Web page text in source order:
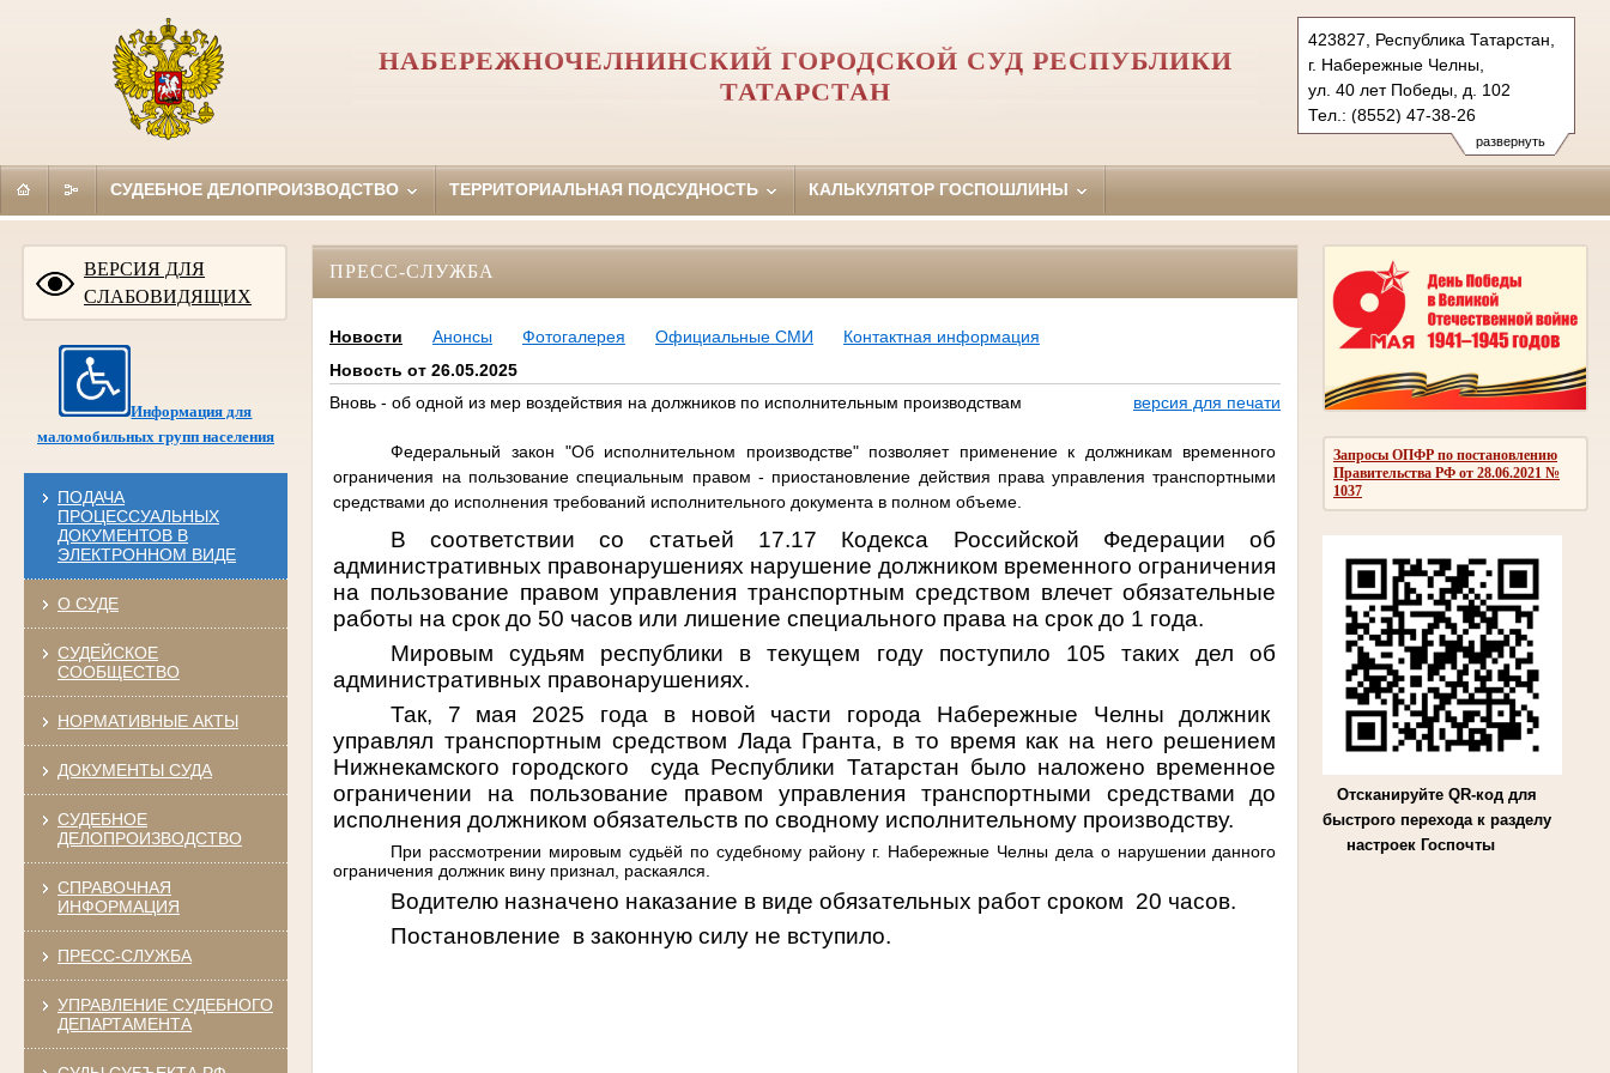
развернуть
423827, Республика Татарстан,
г. Набережные Челны,
ул. 40 лет Победы, д. 102
Тел.: (8552) 47-38-26
naberezhno-
chelninsky.tat@sudrf.ru
НАБЕРЕЖНОЧЕЛНИНСКИЙ ГОРОДСКОЙ СУД РЕСПУБЛИКИ
ТАТАРСТАН
СУДЕБНОЕ ДЕЛОПРОИЗВОДСТВО ТЕРРИТОРИАЛЬНАЯ ПОДСУДНОСТЬ КАЛЬКУЛЯТОР ГОСПОШЛИНЫ
ВЕРСИЯ ДЛЯ
СЛАБОВИДЯЩИХ
Информация для
маломобильных групп населения
ПОДАЧА
ПРОЦЕССУАЛЬНЫХ
ДОКУМЕНТОВ В
ЭЛЕКТРОННОМ ВИДЕ
О СУДЕ
СУДЕЙСКОЕ
СООБЩЕСТВО
НОРМАТИВНЫЕ АКТЫ
ДОКУМЕНТЫ СУДА
СУДЕБНОЕ
ДЕЛОПРОИЗВОДСТВО
СПРАВОЧНАЯ
ИНФОРМАЦИЯ
ПРЕСС-СЛУЖБА
УПРАВЛЕНИЕ СУДЕБНОГО
ДЕПАРТАМЕНТА
Запросы ОПФР по постановлению
Правительства РФ от 28.06.2021 №
1037
Отсканируйте QR-код для
быстрого перехода к разделу
настроек Госпочты
ПРЕСС-СЛУЖБА
Новости Анонсы Фотогалерея Официальные СМИ
Контактная информация
Новость от 26.05.2025
Вновь - об одной из мер воздействия на должников по исполнительным производствам
версия для печати
Федеральный закон "Об исполнительном производстве" позволяет применение к должникам временного
ограничения на пользование специальным правом - приостановление действия права управления транспортными
средствами до исполнения требований исполнительного документа в полном объеме.
В соответствии со статьей 17.17 Кодекса Российской Федерации об
административных правонарушениях нарушение должником временного ограничения
на пользование правом управления транспортным средством влечет обязательные
работы на срок до 50 часов или лишение специального права на срок до 1 года.
Мировым судьям республики в текущем году поступило 105 таких дел об
административных правонарушениях.
Так, 7 мая 2025 года в новой части города Набережные Челны должник
управлял транспортным средством Лада Гранта, в то время как на него решением
Нижнекамского городского суда Республики Татарстан было наложено временное
ограничении на пользование правом управления транспортными средствами до
исполнения должником обязательств по сводному исполнительному производству.
При рассмотрении мировым судьёй по судебному району г. Набережные Челны дела о нарушении данного
ограничения должник вину признал, раскаялся.
Водителю назначено наказание в виде обязательных работ сроком 20 часов.
Постановление в законную силу не вступило.